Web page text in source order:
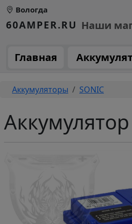
Перейти к основному
Вологда
60AMPER.RU Наши
Главная
Строка
Аккумуляторы SONIC